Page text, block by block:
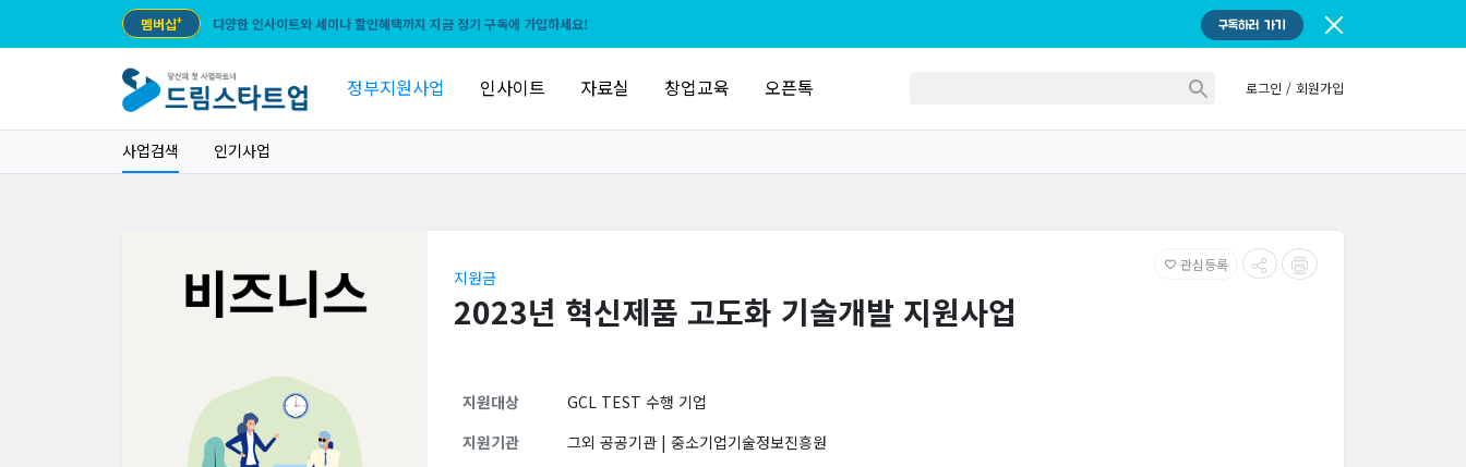
멤버십+ 다양한 인사이트와 세미나 할인혜택까지 지금 정기 구독에 가입하세요! 구독하러 가기
정부지원사업 인사이트 자료실 창업교육 오픈톡 로그인 / 회원가입
사업검색 인기사업
favorite_border 관심등록
지원금
2023년 혁신제품 고도화 기술개발 지원사업
지원대상
GCL TEST 수행 기업
지원기관
그외 공공기관 | 중소기업기술정보진흥원